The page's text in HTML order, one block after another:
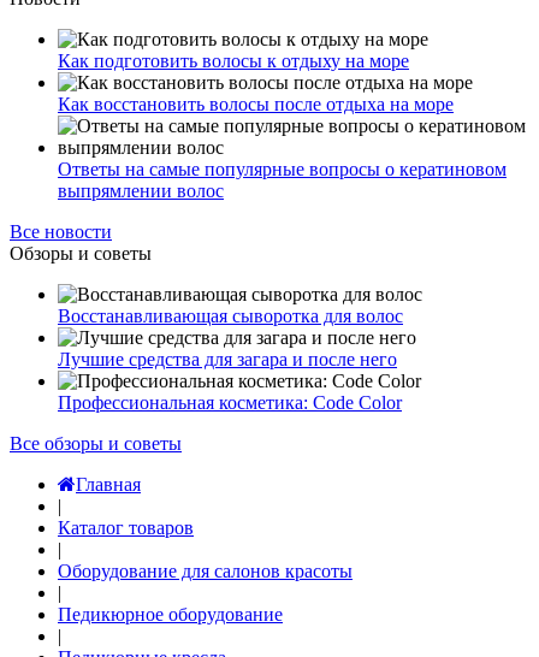
Как подготовить волосы к отдыху на море
Как восстановить волосы после отдыха на море
Ответы на самые популярные вопросы о кератиновом
выпрямлении волос
Все новости
Обзоры и советы
Восстанавливающая сыворотка для волос
Лучшие средства для загара и после него
Профессиональная косметика: Code Color
Все обзоры и советы
Главная
|
Каталог товаров
|
Оборудование для салонов красоты
|
Педикюрное оборудование
|